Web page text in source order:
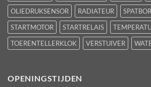
OLIEDRUKSENSOR
RADIATEUR
STARTMOTOR
STARTRELAIS
TOERENTELLERKLOK
VERSTUIVER
OPENINGSTIJDEN